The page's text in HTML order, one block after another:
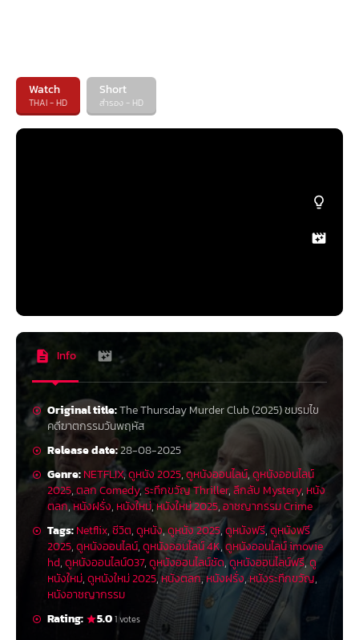
Watch
THAI - HD
Short
สำรอง - HD
Info
Original title:The Thursday Murder Club (2025) ชมรมไข
คดีฆาตกรรมวันพฤหัส
Release date:28-08-2025
Genre:NETFLIX,ดูหนัง 2025,ดูหนังออนไลน์,ดูหนังออนไลน์
2025,ตลก Comedy,ระทึกขวัญ Thriller,ลึกลับ Mystery, หนัง
ตลก,หนังฝรั่ง, หนังใหม่,หนังใหม่ 2025,อาชญากรรม Crime
Tags:Netflix,ชีวิต,ดูหนัง,ดูหนัง 2025,ดูหนังฟรี,ดูหนังฟรี
2025,ดูหนังออนไลน์,ดูหนังออนไลน์ 4K,ดูหนังออนไลน์ imovie
hd,ดูหนังออนไลน์037,ดูหนังออนไลน์ชัด,ดูหนังออนไลน์ฟรี,ดู
หนังใหม่,ดูหนังใหม่ 2025,หนังตลก,หนังฝรั่ง,หนังระทึกขวัญ,
หนังอาชญากรรม
Rating:
5.01 votes